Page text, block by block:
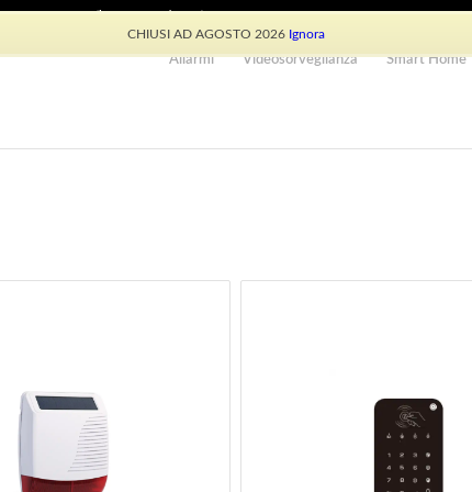
CHIUSI AD AGOSTO 2026 Ignora
Allarmi Videosorveglianza Smart Home